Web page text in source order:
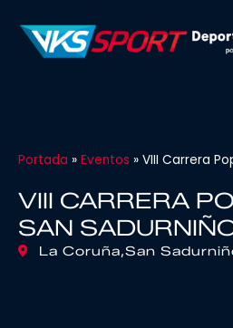
Portada » Eventos » VIII Carrera
VIII CARRERA
SAN
La Coruña,San